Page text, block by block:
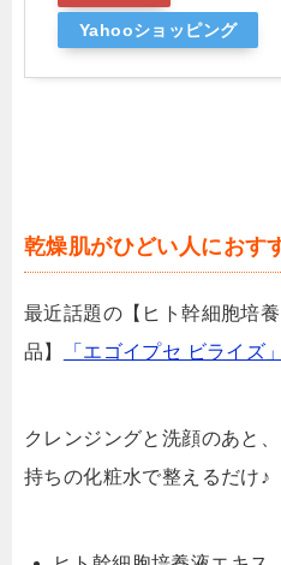
Yahooショッピング
乾燥肌がひどい人におす
最近話題の【ヒト幹細胞培
品】
「エゴイプセ ビライズ」
クレンジングと洗顔のあと
持ちの化粧水で整えるだけ♪